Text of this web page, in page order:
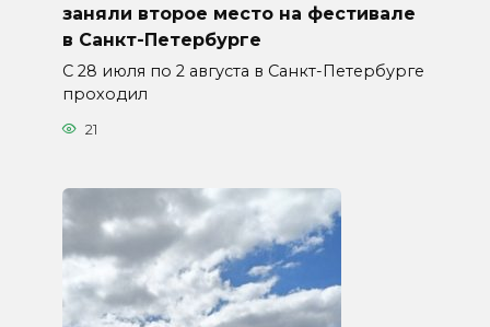
заняли второе место на фестивале
в Санкт-Петербурге
С 28 июля по 2 августа в Санкт-Петербурге
проходил
21